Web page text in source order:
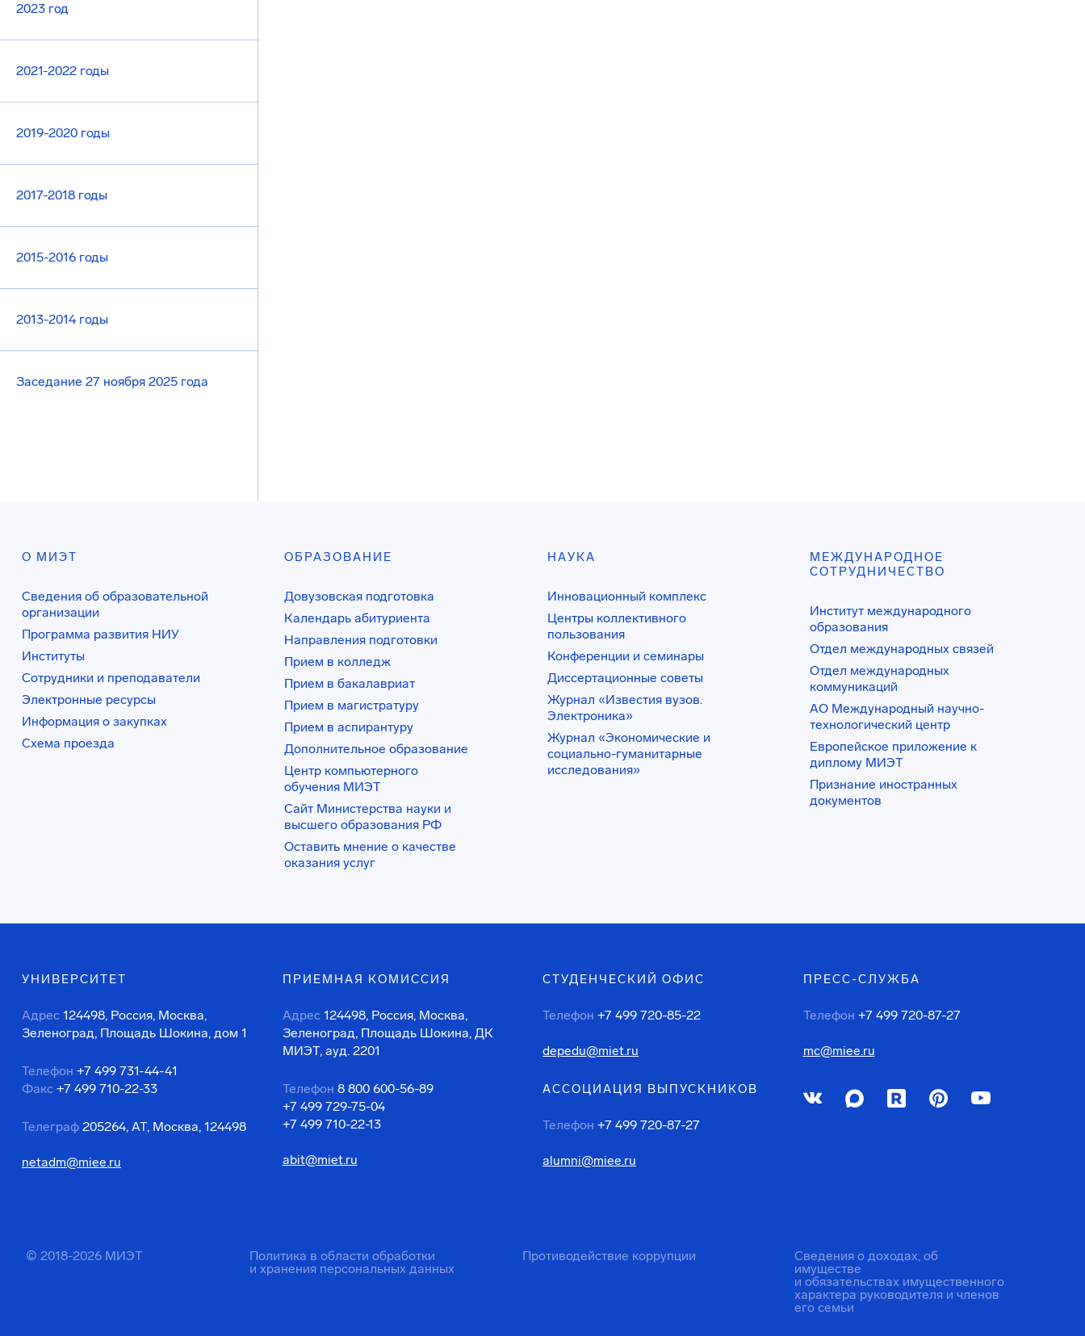
2023 год
2021-2022 годы
2019-2020 годы
2017-2018 годы
2015-2016 годы
2013-2014 годы
Заседание 27 ноября 2025 года
О МИЭТ
Сведения об образовательной
организации
Программа развития НИУ
Институты
Сотрудники и преподаватели
Электронные ресурсы
Информация о закупках
Схема проезда
ОБРАЗОВАНИЕ
Довузовская подготовка
Календарь абитуриента
Направления подготовки
Прием в колледж
Прием в бакалавриат
Прием в магистратуру
Прием в аспирантуру
Дополнительное образование
Центр компьютерного
обучения МИЭТ
Сайт Министерства науки и
высшего образования РФ
Оставить мнение о качестве
оказания услуг
НАУКА
Инновационный комплекс
Центры коллективного
пользования
Конференции и семинары
Диссертационные советы
Журнал «Известия вузов.
Электроника»
Журнал «Экономические и
социально-гуманитарные
исследования»
МЕЖДУНАРОДНОЕ
СОТРУДНИЧЕСТВО
Институт международного
образования
Отдел международных связей
Отдел международных
коммуникаций
АО Международный научно-
технологический центр
Европейское приложение к
диплому МИЭТ
Признание иностранных
документов
УНИВЕРСИТЕТ
Адрес 124498, Россия, Москва,
Зеленоград, Площадь Шокина, дом 1
Телефон +7 499 731-44-41
Факс +7 499 710-22-33
Телеграф 205264, АТ, Москва, 124498
netadm@miee.ru
ПРИЕМНАЯ КОМИССИЯ
Адрес 124498, Россия, Москва,
Зеленоград, Площадь Шокина, ДК
МИЭТ, ауд. 2201
Телефон 8 800 600-56-89
+7 499 729-75-04
+7 499 710-22-13
abit@miet.ru
СТУДЕНЧЕСКИЙ ОФИС
Телефон +7 499 720-85-22
depedu@miet.ru
АССОЦИАЦИЯ ВЫПУСКНИКОВ
Телефон +7 499 720-87-27
alumni@miee.ru
ПРЕСС-СЛУЖБА
Телефон +7 499 720-87-27
mc@miee.ru
© 2018-2026 МИЭТ
Политика в области обработки
и хранения персональных данных
Противодействие коррупции
Сведения о доходах, об
имуществе
и обязательствах имущественного
характера руководителя и членов
его семьи